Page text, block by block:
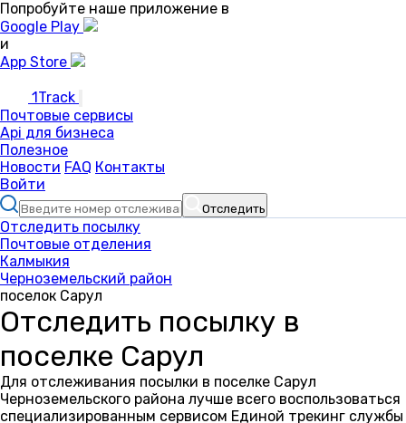
Попробуйте наше приложение в
Google Play
и
App Store
1Track
Почтовые сервисы
Api для бизнеса
Полезное
Новости FAQ Контакты
Войти
Отследить
Отследить посылку
Почтовые отделения
Калмыкия
Черноземельский район
поселок Сарул
Отследить посылку в
поселке Сарул
Для отслеживания посылки в поселке Сарул
Черноземельского района лучше всего воспользоваться
специализированным сервисом Единой трекинг службы